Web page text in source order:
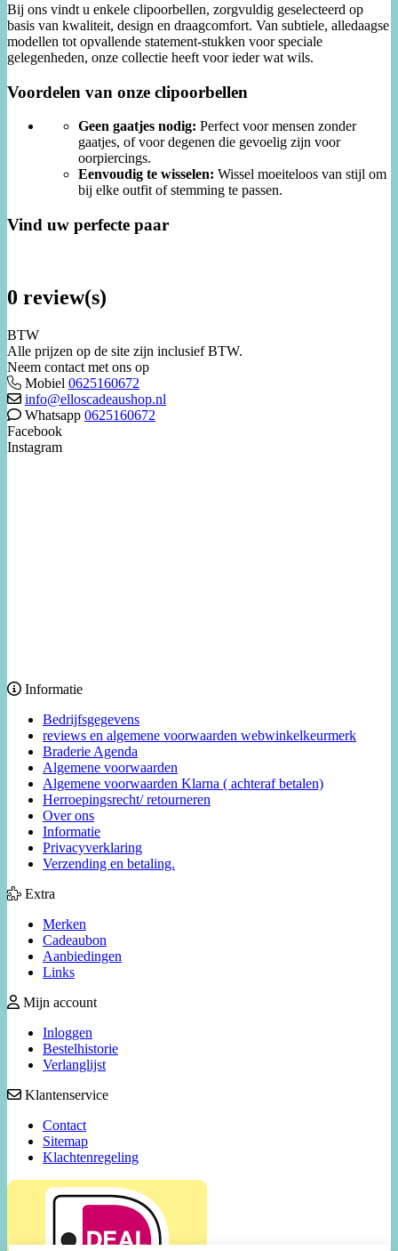
Bij ons vindt u enkele clipoorbellen, zorgvuldig geselecteerd op
basis van kwaliteit, design en draagcomfort. Van subtiele, alledaagse
modellen tot opvallende statement-stukken voor speciale
gelegenheden, onze collectie heeft voor ieder wat wils.
Voordelen van onze clipoorbellen
Geen gaatjes nodig: Perfect voor mensen zonder
gaatjes, of voor degenen die gevoelig zijn voor
oorpiercings.
Eenvoudig te wisselen: Wissel moeiteloos van stijl om
bij elke outfit of stemming te passen.
Vind uw perfecte paar
0 review(s)
BTW
Alle prijzen op de site zijn inclusief BTW.
Neem contact met ons op
Mobiel 0625160672
info@elloscadeaushop.nl
Whatsapp 0625160672
Facebook
Instagram
Informatie
Bedrijfsgegevens
reviews en algemene voorwaarden webwinkelkeurmerk
Braderie Agenda
Algemene voorwaarden
Algemene voorwaarden Klarna ( achteraf betalen)
Herroepingsrecht/ retourneren
Over ons
Informatie
Privacyverklaring
Verzending en betaling.
Extra
Merken
Cadeaubon
Aanbiedingen
Links
Mijn account
Inloggen
Bestelhistorie
Verlanglijst
Klantenservice
Contact
Sitemap
Klachtenregeling